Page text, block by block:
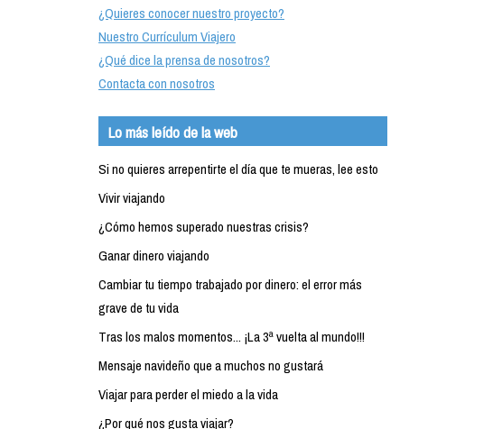
¿Quieres conocer nuestro proyecto?
Nuestro Currículum Viajero
¿Qué dice la prensa de nosotros?
Contacta con nosotros
Lo más leído de la web
Si no quieres arrepentirte el día que te mueras, lee esto
Vivir viajando
¿Cómo hemos superado nuestras crisis?
Ganar dinero viajando
Cambiar tu tiempo trabajado por dinero: el error más
grave de tu vida
Tras los malos momentos... ¡La 3ª vuelta al mundo!!!
Mensaje navideño que a muchos no gustará
Viajar para perder el miedo a la vida
¿Por qué nos gusta viajar?